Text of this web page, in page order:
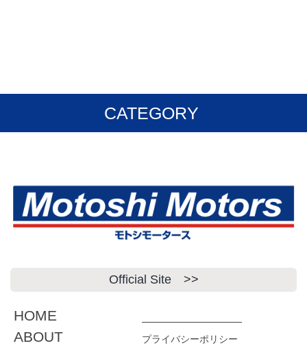
CATEGORY
カーケア用品 各種パーツ
Official Site >>
HOME
ABOUT
プライバシーポリシー